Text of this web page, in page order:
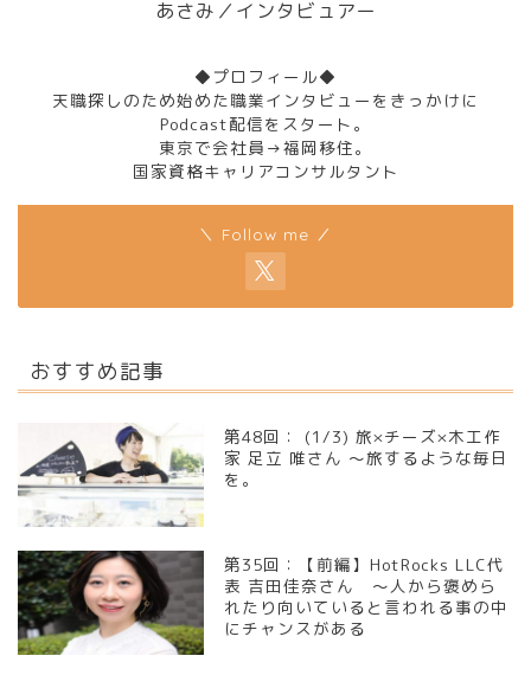
あさみ／インタビュアー
◆プロフィール◆
天職探しのため始めた職業インタビューをきっかけに
Podcast配信をスタート。
東京で会社員→福岡移住。
国家資格キャリアコンサルタント
＼ Follow me ／
おすすめ記事
第48回： (1/3) 旅×チーズ×木工作
家 足立 唯さん ～旅するような毎日
を。
第35回：【前編】HotRocks LLC代
表 吉田佳奈さん ～人から褒めら
れたり向いていると言われる事の中
にチャンスがある